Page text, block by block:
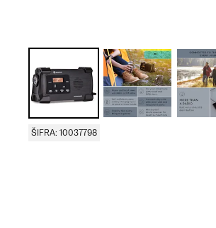
ŠIFRA: 10037798